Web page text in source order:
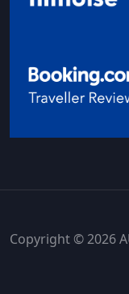
Copyright © 2026